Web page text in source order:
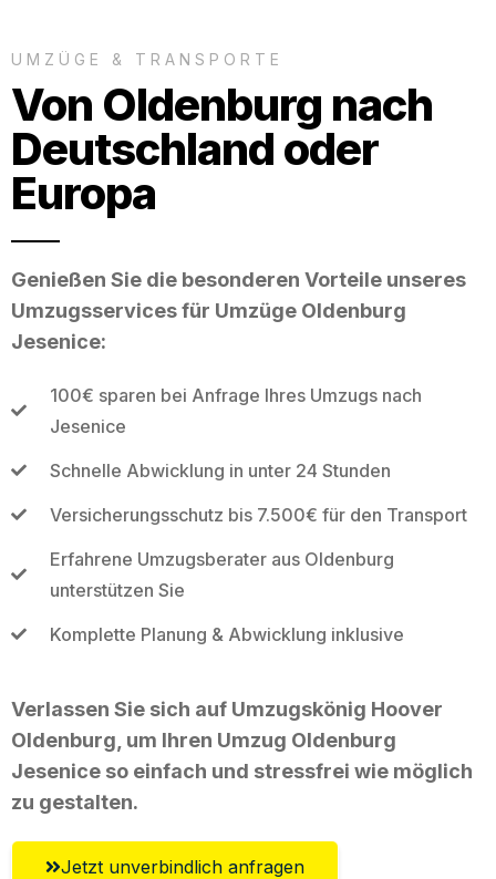
UMZÜGE & TRANSPORTE
Von Oldenburg nach
Deutschland oder
Europa
Genießen Sie die besonderen Vorteile unseres
Umzugsservices für Umzüge Oldenburg
Jesenice:
100€ sparen bei Anfrage Ihres Umzugs nach
Jesenice
Schnelle Abwicklung in unter 24 Stunden
Versicherungsschutz bis 7.500€ für den Transport
Erfahrene Umzugsberater aus Oldenburg
unterstützen Sie
Komplette Planung & Abwicklung inklusive
Verlassen Sie sich auf Umzugskönig Hoover
Oldenburg, um Ihren Umzug Oldenburg
Jesenice so einfach und stressfrei wie möglich
zu gestalten.
Jetzt unverbindlich anfragen